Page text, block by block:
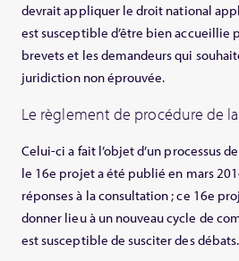
devrait appliquer le droit national
est susceptible d’être bien accueillie
brevets et les demandeurs qui
juridiction non éprouvée.
Le règlement de procédure de la
Celui-ci a fait l’objet d’un processus
le 16e projet a été publié en mars
réponses à la consultation ; ce 16e
donner lieu à un nouveau cycle de
est susceptible de susciter des débats.